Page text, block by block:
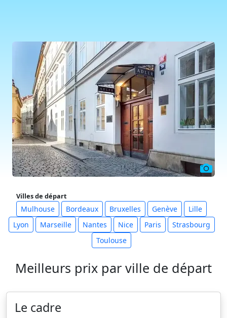
Villes de départ
Mulhouse Bordeaux Bruxelles Genève
Lille
Lyon
Marseille Nantes Nice Paris
Strasbourg
Toulouse
Meilleurs prix par ville de départ
Le cadre